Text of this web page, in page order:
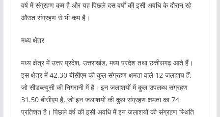
वर्ष में संग्रहण कम है और यह पिछले दस वर्षों की इसी अवधि के दौरान रहे
औसत संग्रहण से भी कम है।
मध्य क्षेत्र
मध्य क्षेत्र में उत्तर प्रदेश, उत्तराखंड, मध्य प्रदेश तथा छत्तीसगढ़ आते हैं।
इस क्षेत्र में 42.30 बीसीएम की कुल संग्रहण क्षमता वाले 12 जलाशय हैं,
जो सीडब्ल्यूसी की निगरानी में हैं। इन जलाशयों में कुल उपलब्ध संग्रहण
31.50 बीसीएम है, जो इन जलाशयों की कुल संग्रहण क्षमता का 74
प्रतिशत है। पिछले वर्ष की इसी अवधि में इन जलाशयों की संग्रहण स्थिति